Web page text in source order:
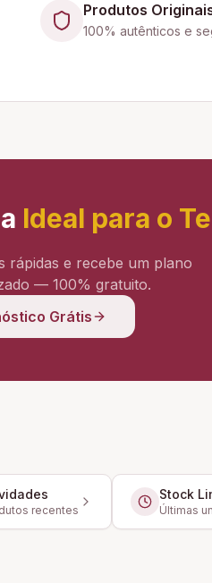
Produtos
100% autênticos e
Ideal para o
rápidas e recebe um plano
— 100% gratuito.
Grátis
recentes
Stock
Últimas